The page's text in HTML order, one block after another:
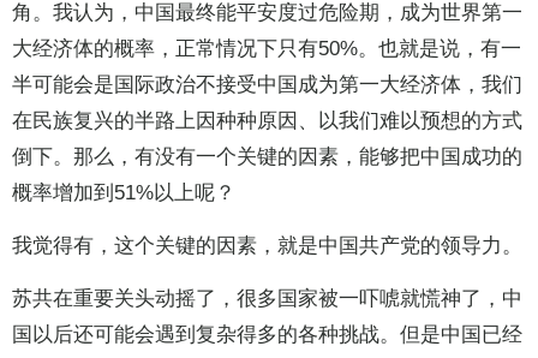
角。我认为，中国最终能平安度过危险期，成为世界第一
大经济体的概率，正常情况下只有50%。也就是说，有一
半可能会是国际政治不接受中国成为第一大经济体，我们
在民族复兴的半路上因种种原因、以我们难以预想的方式
倒下。那么，有没有一个关键的因素，能够把中国成功的
概率增加到51%以上呢？
我觉得有，这个关键的因素，就是中国共产党的领导力。
苏共在重要关头动摇了，很多国家被一吓唬就慌神了，中
国以后还可能会遇到复杂得多的各种挑战。但是中国已经